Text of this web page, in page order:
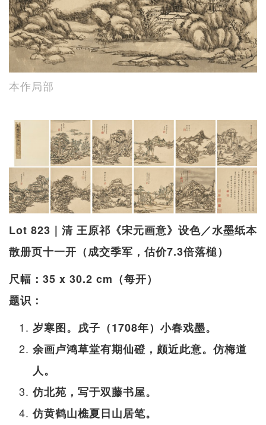
本作局部
Lot 823｜清 王原祁《宋元画意》设色／水墨纸本
散册页十一开（成交季军，估价7.3倍落槌）
尺幅：35 x 30.2 cm（每开）
题识：
岁寒图。戌子（1708年）小春戏墨。
余画卢鸿草堂有期仙磴，颇近此意。仿梅道
人。
仿北苑，写于双藤书屋。
仿黄鹤山樵夏日山居笔。